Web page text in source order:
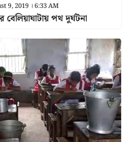
9, 2019 । 6:33 AM
পথ দুর্ঘটনা